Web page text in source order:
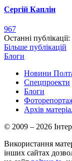
Сергій Каплін
967
Останні публікації:
Більше публікацій
Блоги
Новини
Спецпроекти
Блоги
Архів
© 2009 – 2026
Використання
інших сайтах